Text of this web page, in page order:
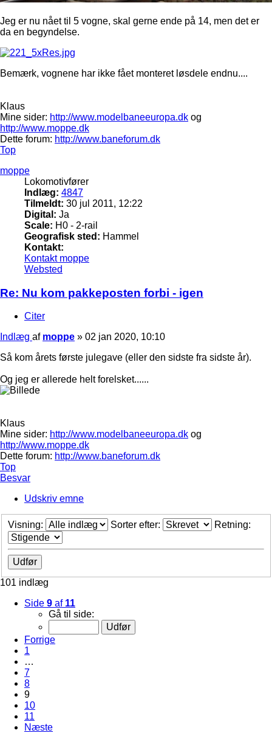
Jeg er nu nået til 5 vogne, skal gerne ende på 14, men det er
da en begyndelse.
Bemærk, vognene har ikke fået monteret løsdele endnu....
Klaus
Mine sider: http://www.modelbaneeuropa.dk og
http://www.moppe.dk
Dette forum: http://www.baneforum.dk
Top
moppe
Lokomotivfører
Indlæg: 4847
Tilmeldt: 30 jul 2011, 12:22
Digital: Ja
Scale: H0 - 2-rail
Geografisk sted: Hammel
Kontakt:
Kontakt moppe
Websted
Re: Nu kom pakkeposten forbi - igen
Citer
Indlæg af moppe » 02 jan 2020, 10:10
Så kom årets første julegave (eller den sidste fra sidste år).
Og jeg er allerede helt forelsket......
Klaus
Mine sider: http://www.modelbaneeuropa.dk og
http://www.moppe.dk
Dette forum: http://www.baneforum.dk
Top
Besvar
Udskriv emne
Visning: Sorter efter: Retning:
101 indlæg
Side 9 af 11
Gå til side:
Forrige
1
…
7
8
9
10
11
Næste